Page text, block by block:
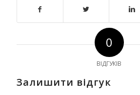
0
ВІДГУКІВ
Залишити відгук